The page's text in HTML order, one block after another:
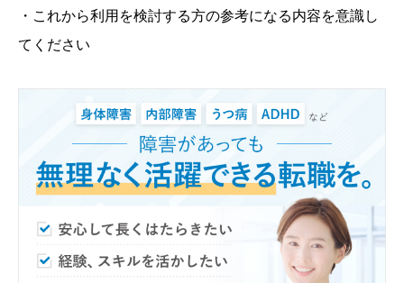
・これから利用を検討する方の参考になる内容を意識し
てください